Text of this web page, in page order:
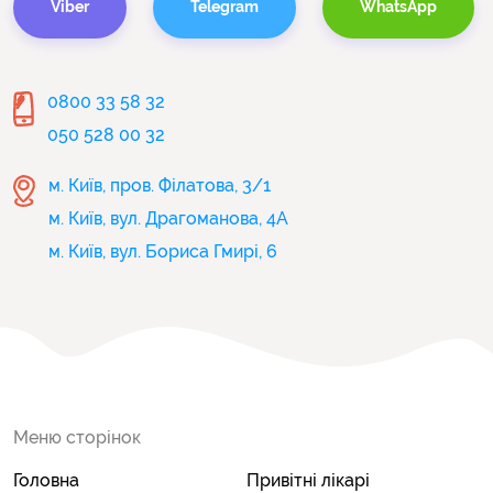
Viber Telegram WhatsApp
0800 33 58 32
050 528 00 32
м. Київ, пров. Філатова, 3/1
м. Київ, вул. Драгоманова, 4А
м. Київ, вул. Бориса Гмирі, 6
Меню сторінок
Головна Привітні лікарі